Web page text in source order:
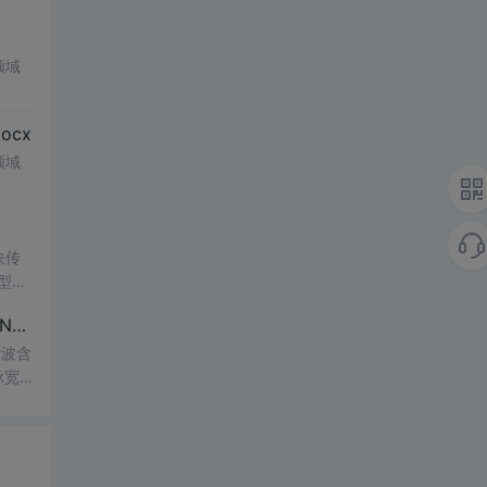
域
域
传
和
博客 下载 社区 AtomGit 模型市场 搜CSDN 搜索 AI 搜索 会员中心 创作中心 基于DPWMA调制与正负序分离的ANPC三电平并网逆变器前馈控制策略研究（Simulink仿真实现）
含
宽